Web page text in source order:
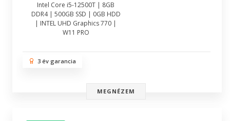
Intel Core i5-12500T | 8GB
DDR4 | 500GB SSD | 0GB HDD
| INTEL UHD Graphics 770 |
W11 PRO
3 év garancia
MEGNÉZEM